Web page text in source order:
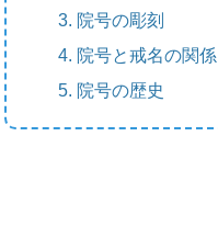
院号の彫刻
院号と戒名の関係
院号の歴史